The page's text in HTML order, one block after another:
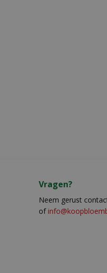
Vragen?
Neem gerust
of